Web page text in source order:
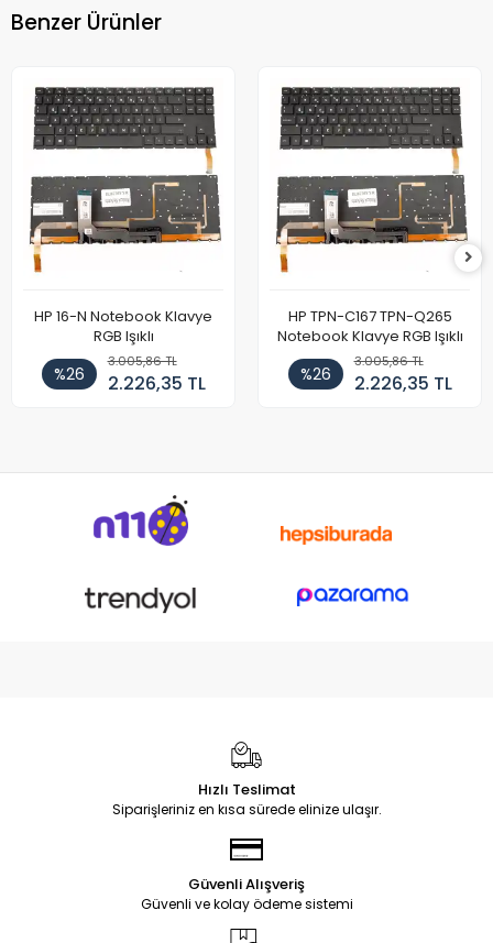
Benzer Ürünler
HP 16-N Notebook Klavye
RGB Işıklı
%26
3.005,86 TL
2.226,35 TL
HP TPN-C167 TPN-Q265
Notebook Klavye RGB Işıklı
%26
3.005,86 TL
2.226,35 TL
Hızlı Teslimat
Siparişleriniz en kısa sürede elinize ulaşır.
Güvenli Alışveriş
Güvenli ve kolay ödeme sistemi